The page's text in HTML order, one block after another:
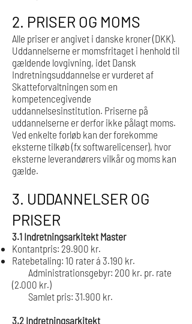
2. PRISER OG MOMS
Alle priser er angivet i danske kroner (DKK).
Uddannelserne er momsfritaget i henhold til
gældende lovgivning, idet Dansk
Indretningsuddannelse er vurderet af
Skatteforvaltningen som en
kompetencegivende
uddannelsesinstitution. Priserne på
uddannelserne er derfor ikke pålagt moms.
Ved enkelte forløb kan der forekomme
eksterne tilkøb (fx softwarelicenser), hvor
eksterne leverandørers vilkår og moms kan
gælde.
3. UDDANNELSER OG
PRISER
3.1 Indretningsarkitekt Master
Kontantpris: 29.900 kr.
Ratebetaling: 10 rater á 3.190 kr.
Administrationsgebyr: 200 kr. pr. rate
(2.000 kr.)
Samlet pris: 31.900 kr.
3.2 Indretningsarkitekt